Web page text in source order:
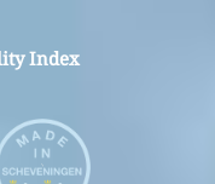
Index